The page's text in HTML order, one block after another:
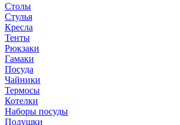
Столы
Стулья
Кресла
Тенты
Рюкзаки
Гамаки
Посуда
Чайники
Термосы
Котелки
Наборы посуды
Подушки